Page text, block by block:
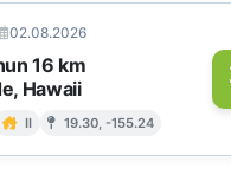
02.08.2026
16 km
Hawaii
II 19.30, -155.24